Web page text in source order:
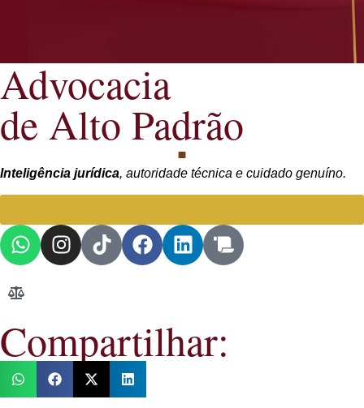
Advocacia
de Alto Padrão
Inteligência jurídica, autoridade técnica e cuidado genuíno.
Compartilhar: